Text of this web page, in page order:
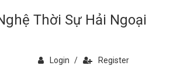
Thời Sự Hải Ngoại
Login / Register